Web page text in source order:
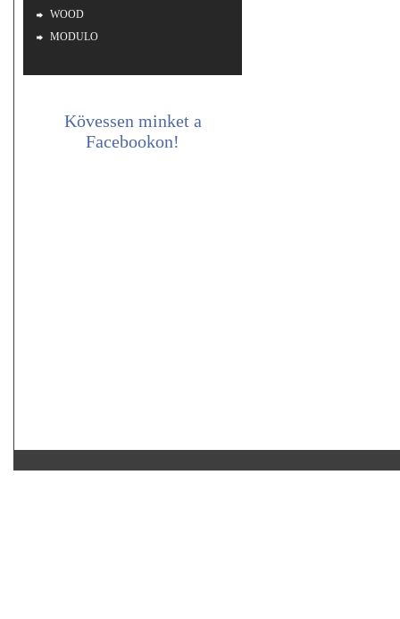
WOOD
MODULO
Kövessen minket a
Facebookon!